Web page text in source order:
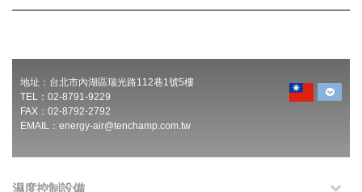
地址：台北市內湖區瑞光路112巷1號5樓
TEL：02-8791-9229
FAX：02-8792-2792
EMAIL： energy-air@tenchamp.com.tw
濕度控制設備